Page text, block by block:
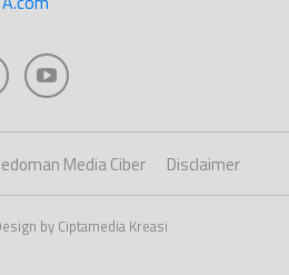
Media Ciber Disclaimer
by Ciptamedia Kreasi